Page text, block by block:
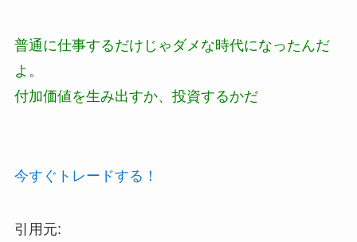
普通に仕事するだけじゃダメな時代になったんだ
よ。
付加価値を生み出すか、投資するかだ
今すぐトレードする！
引用元: